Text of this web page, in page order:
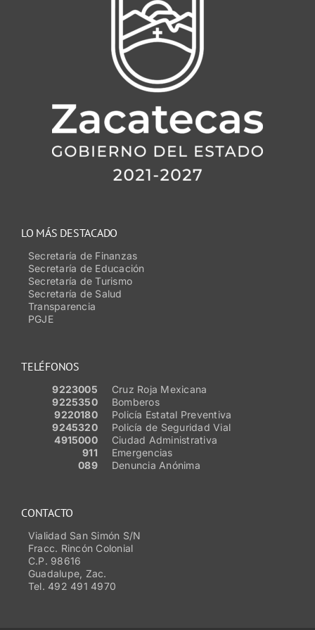
TELÉFONOS
9223005
Cruz Roja Mexicana
9225350
Bomberos
9220180
Policía Estatal Preventiva
9245320
Policía de Seguridad Vial
4915000
Ciudad Administrativa
911
Emergencias
089
Denuncia Anónima
LO MÁS DESTACADO
Secretaría de Finanzas
Secretaría de Educación
Secretaría de Turismo
Secretaría de Salud
Transparencia
PGJE
CONTACTO
Vialidad San Simón S/N
Fracc. Rincón Colonial
C.P. 98616
Guadalupe, Zac.
Tel. 492 491 4970